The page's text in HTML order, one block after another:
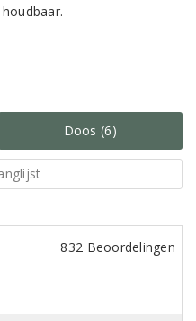
Doos (6)
832 Beoordelingen